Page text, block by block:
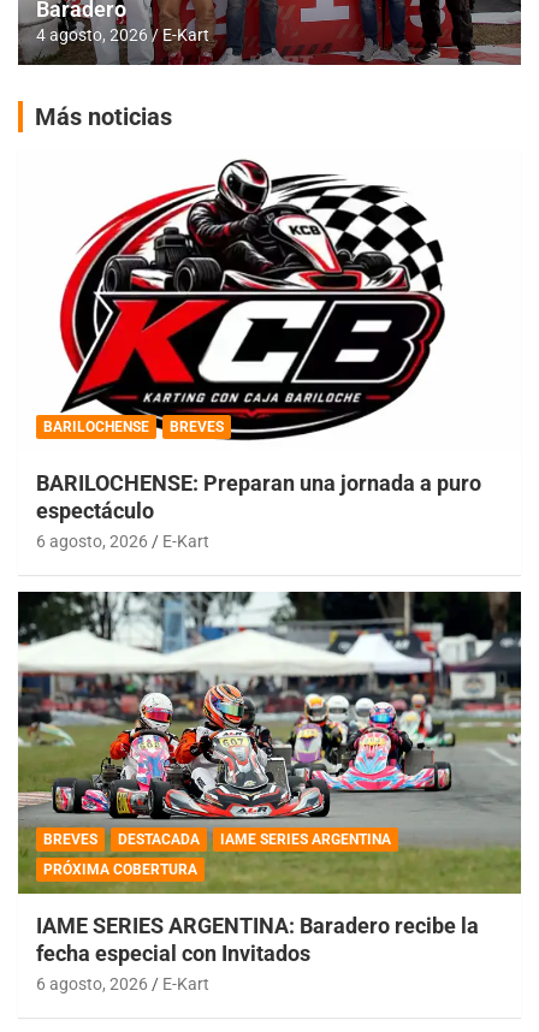
Baradero
4 agosto, 2026 E-Kart
Más noticias
BARILOCHENSE BREVES
BARILOCHENSE: Preparan una jornada a puro
espectáculo
6 agosto, 2026 E-Kart
BREVES DESTACADA
IAME SERIES ARGENTINA
PRÓXIMA COBERTURA
IAME SERIES ARGENTINA: Baradero recibe la
fecha especial con Invitados
6 agosto, 2026 E-Kart